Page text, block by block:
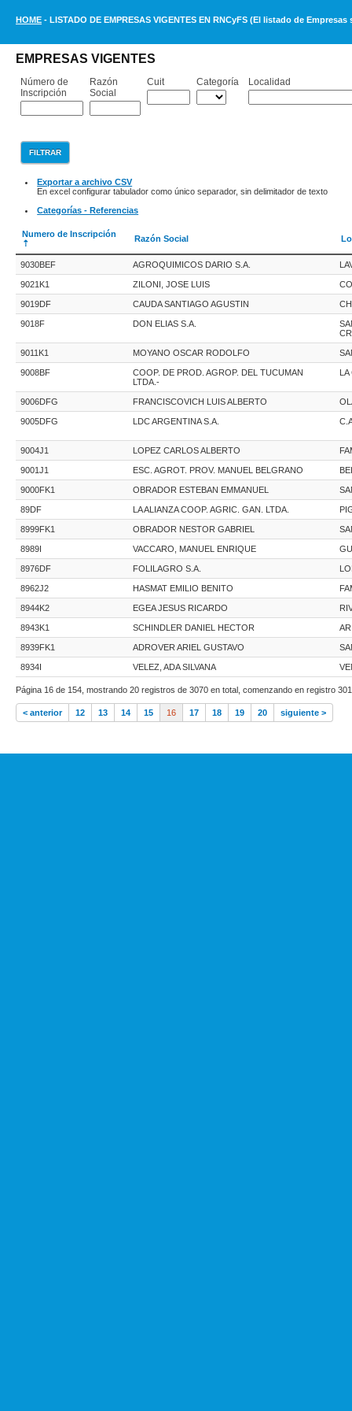
HOME - LISTADO DE EMPRESAS VIGENTES EN RNCyFS (El listado de
EMPRESAS VIGENTES
Número de
Inscripción
Razón
Social
Cuit Categoría Localidad
Exportar a archivo CSV
En excel configurar tabulador como único separador, sin delimitador de texto
Categorías - Referencias
Numero de Inscripción Razón Social
9030BEF AGROQUIMICOS DARIO S.A.
9021K1 ZILONI, JOSE LUIS
9019DF CAUDA SANTIAGO AGUSTIN
9018F DON ELIAS S.A.
9011K1 MOYANO OSCAR RODOLFO
9008BF
COOP. DE PROD. AGROP. DEL TUCUMAN
LTDA.-
9006DFG FRANCISCOVICH LUIS ALBERTO
9005DFG LDC ARGENTINA S.A.
9004J1 LOPEZ CARLOS ALBERTO
9001J1 ESC. AGROT. PROV. MANUEL BELGRANO
9000FK1 OBRADOR ESTEBAN EMMANUEL
89DF LA ALIANZA COOP. AGRIC. GAN. LTDA.
8999FK1 OBRADOR NESTOR GABRIEL
8989I VACCARO, MANUEL ENRIQUE
8976DF FOLILAGRO S.A.
8962J2 HASMAT EMILIO BENITO
8944K2 EGEA JESUS RICARDO
8943K1 SCHINDLER DANIEL HECTOR
8939FK1 ADROVER ARIEL GUSTAVO
8934I VELEZ, ADA SILVANA
Página 16 de 154, mostrando 20 registros de 3070 en total, comenzando en registro
< anterior 12 13 14 15 16 17 18 19 20 siguiente >